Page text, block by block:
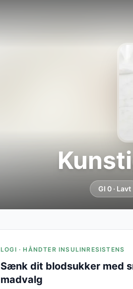
GI 0 · Lavt
LOGI · HÅNDTER INSULINRESISTENS
Sænk dit blodsukker med
madvalg